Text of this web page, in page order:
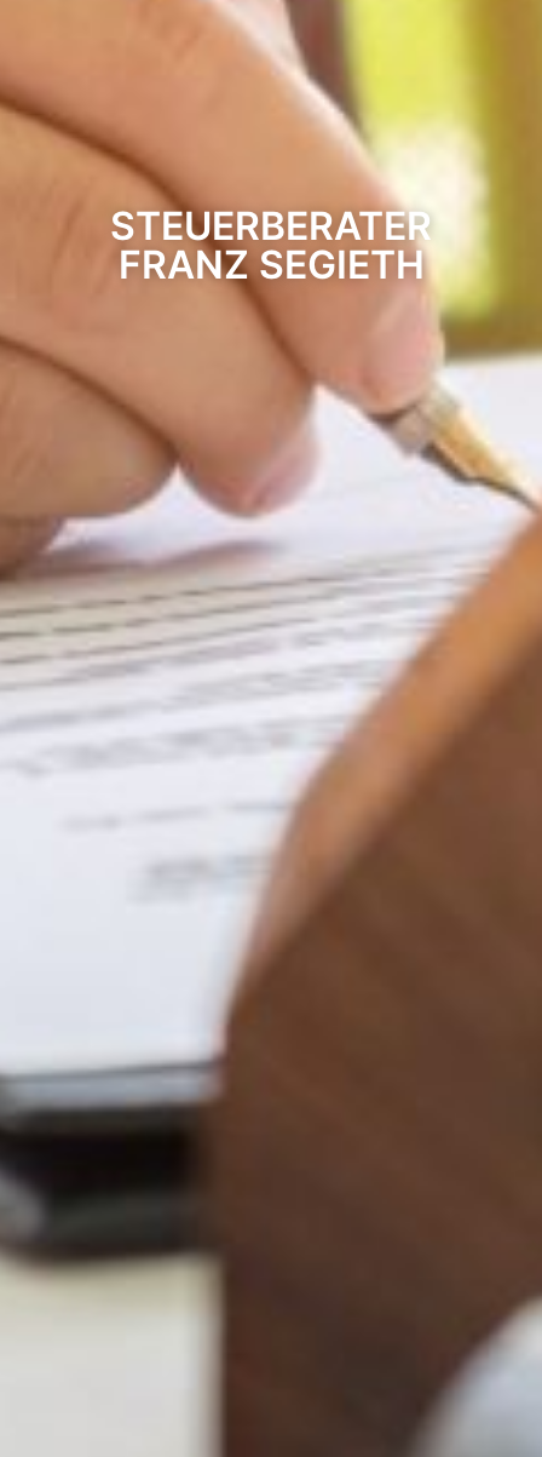
STEUERBERATER
FRANZ SEGIETH